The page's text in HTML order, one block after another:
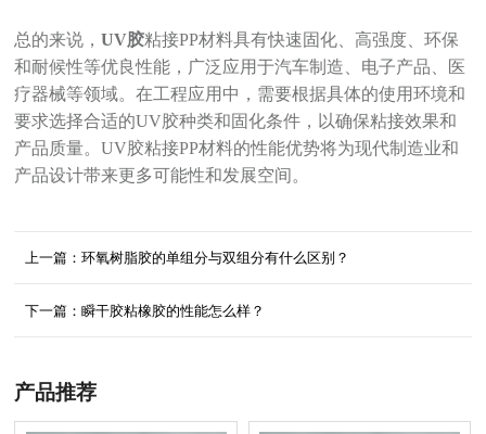
总的来说，UV胶粘接PP材料具有快速固化、高强度、环保
和耐候性等优良性能，广泛应用于汽车制造、电子产品、医
疗器械等领域。在工程应用中，需要根据具体的使用环境和
要求选择合适的UV胶种类和固化条件，以确保粘接效果和
产品质量。UV胶粘接PP材料的性能优势将为现代制造业和
产品设计带来更多可能性和发展空间。
上一篇：环氧树脂胶的单组分与双组分有什么区别？
下一篇：瞬干胶粘橡胶的性能怎么样？
产品推荐